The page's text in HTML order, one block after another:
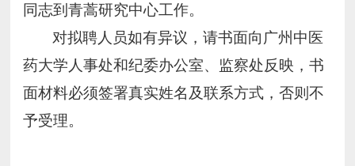
同志到青蒿研究中心工作。
对拟聘人员如有异议，请书面向广州中医
药大学人事处和纪委办公室、监察处反映，书
面材料必须签署真实姓名及联系方式，否则不
予受理。